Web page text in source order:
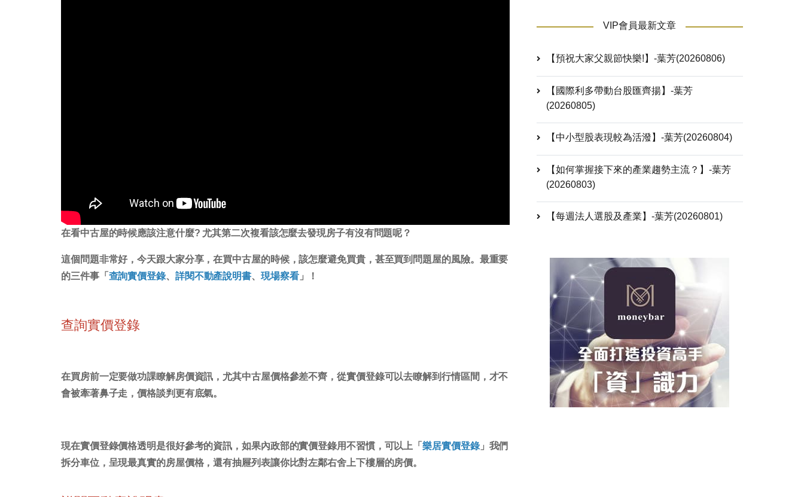
在看中古屋的時候應該注意什麼? 尤其第二次複看該怎麼去發現房子有沒有問題呢？
這個問題非常好，今天跟大家分享，在買中古屋的時候，該怎麼避免買貴，甚至買到問題屋的風險。最重要
的三件事「 查詢實價登錄、 詳閱不動產說明書、 現場察看」！
查詢實價登錄
在買房前一定要做功課瞭解房價資訊，尤其中古屋價格參差不齊，從實價登錄可以去瞭解到行情區間，才不
會被牽著鼻子走，價格談判更有底氣。
現在實價登錄價格透明是很好參考的資訊，如果內政部的實價登錄用不習慣，可以上「樂居實價登錄」我們
拆分車位，呈現最真實的房屋價格，還有抽屜列表讓你比對左鄰右舍上下樓層的房價。
VIP會員最新文章
【預祝大家父親節快樂!】-葉芳(20260806)
【國際利多帶動台股匯齊揚】-葉芳
(20260805)
【中小型股表現較為活潑】-葉芳(20260804)
【如何掌握接下來的產業趨勢主流？】-葉芳
(20260803)
【每週法人選股及產業】-葉芳(20260801)